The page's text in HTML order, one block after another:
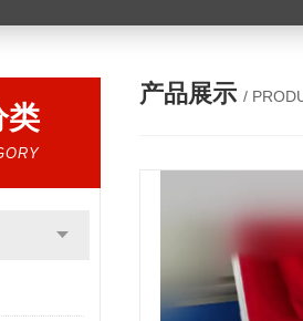
类
产品展示 /